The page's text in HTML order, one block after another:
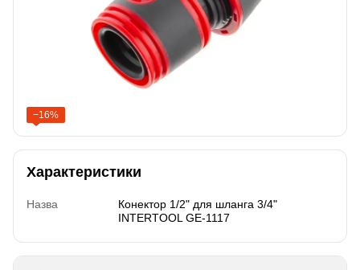
−16%
Характеристики
Назва
Конектор 1/2" для шланга 3/4"
INTERTOOL GE-1117